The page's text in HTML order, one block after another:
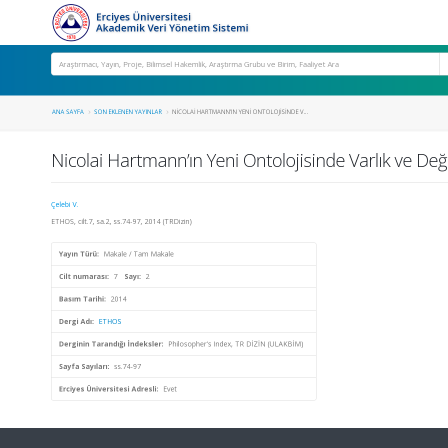
Erciyes Üniversitesi
Akademik Veri Yönetim Sistemi
Ara
ANA SAYFA SON EKLENEN YAYINLAR NICOLAI HARTMANN’IN YENI ONTOLOJISINDE V...
Nicolai Hartmann’ın Yeni Ontolojisinde Varlık ve
Çelebi V.
ETHOS, cilt.7, sa.2, ss.74-97, 2014 (TRDizin)
Yayın Türü: Makale / Tam Makale
Cilt numarası: 7 Sayı: 2
Basım Tarihi: 2014
Dergi Adı: ETHOS
Derginin Tarandığı İndeksler: Philosopher's Index, TR DİZİN (ULAKBİM)
Sayfa Sayıları: ss.74-97
Erciyes Üniversitesi Adresli: Evet